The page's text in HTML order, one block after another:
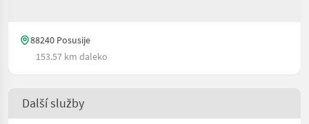
88240 Posusije
153.57 km daleko
Další služby